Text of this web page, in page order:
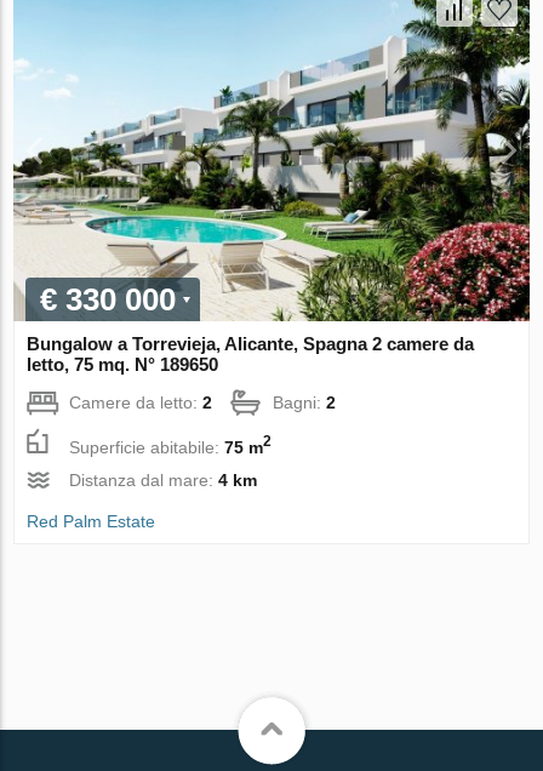
€ 330 000
Bungalow a Torrevieja, Alicante, Spagna 2 camere da
letto, 75 mq. N° 189650
Camere da letto:2 Bagni:2
Superficie abitabile:75 m2
Distanza dal mare:4 km
Red Palm Estate